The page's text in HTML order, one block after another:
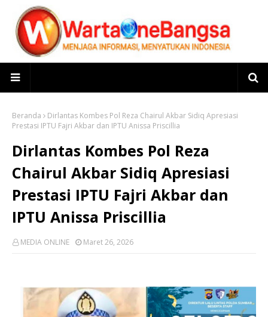
Beranda
Dirlantas Kombes Pol Reza Chairul Akbar Sidiq Apresiasi
Prestasi IPTU Fajri Akbar dan IPTU Anissa Priscillia
Dirlantas Kombes Pol Reza
Chairul Akbar Sidiq Apresiasi
Prestasi IPTU Fajri Akbar dan
IPTU Anissa Priscillia
MEDIA ONLINE Maret 26, 2026